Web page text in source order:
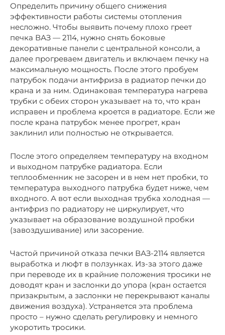
Определить причину общего снижения
эффективности работы системы отопления
несложно. Чтобы выявить почему плохо греет
печка ВАЗ — 2114, нужно снять боковые
декоративные панели с центральной консоли, а
далее прогреваем двигатель и включаем печку на
максимальную мощность. После этого пробуем
патрубок подачи антифриза в радиатор печки до
крана и за ним. Одинаковая температура нагрева
трубки с обеих сторон указывает на то, что кран
исправен и проблема кроется в радиаторе. Если же
после крана патрубок менее прогрет, кран
заклинил или полностью не открывается.
После этого определяем температуру на входном
и выходном патрубке радиатора. Если
теплообменник не засорен и в нем нет пробки, то
температура выходного патрубка будет ниже, чем
входного. А вот если выходная трубка холодная —
антифриз по радиатору не циркулирует, что
указывает на образование воздушной пробки
(завоздушивание) или засорение.
Частой причиной отказа печки ВАЗ-2114 является
выработка и люфт в ползунках. Из-за этого даже
при переводе их в крайние положения тросики не
доводят кран и заслонки до упора (кран остается
призакрытым, а заслонки не перекрывают каналы
движения воздуха). Устраняется эта проблема
просто – нужно сделать регулировку и немного
укоротить тросики.